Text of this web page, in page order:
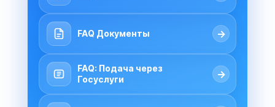
FAQ Документы →
FAQ: Подача через
Госуслуги
→